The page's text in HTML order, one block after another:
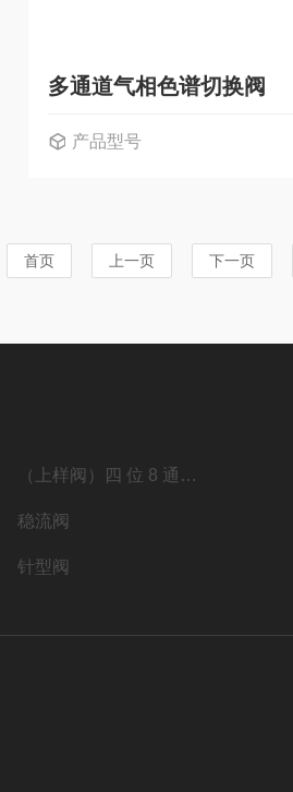
多通道气相色谱切换阀
产品型号
首页 上一页 下一页
（上样阀）四 位 8 通高压进样阀组
稳流阀
针型阀